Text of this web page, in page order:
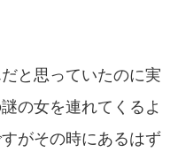
と思っていたのに実
の女を連れてくるよ
がその時にあるはず